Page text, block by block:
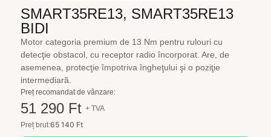
SMART35RE13, SMART35RE13
BIDI
Motor categoria premium de 13 Nm pentru rulouri cu
detecţie obstacol, cu receptor radio încorporat. Are, de
asemenea, protecţie împotriva îngheţului şi o poziţie
intermediară.
Preț recomandat de vânzare:
51 290 Ft + TVA
Preț brut:65 140 Ft